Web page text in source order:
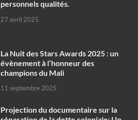
personnels qualités.
27 avril 2025
‎La Nuit des Stars Awards 2025 : un
évènement à l’honneur des
champions du Mali
11 septembre 2025
Projection du documentaire sur la